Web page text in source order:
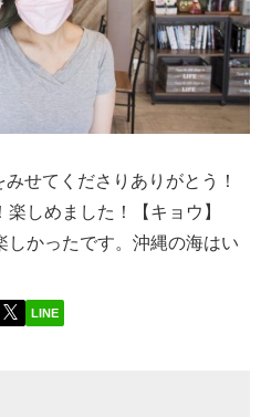
せてくださりありがとう！
しめました！【キョウ】
しかったです。沖縄の海はい
LINE